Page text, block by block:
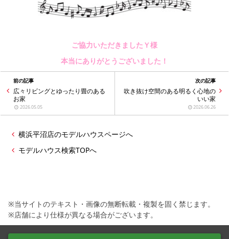
ご協力いただきましたＹ様
本当にありがとうございました！
前の記事
広々リビングとゆったり畳のある
お家
2026.05.05
次の記事
吹き抜け空間のある明るく心地の
いい家
2026.06.26
横浜平沼店のモデルハウスページへ
モデルハウス検索TOPへ
※当サイトのテキスト・画像の無断転載・複製を固く禁じます。
※店舗により仕様が異なる場合がございます。